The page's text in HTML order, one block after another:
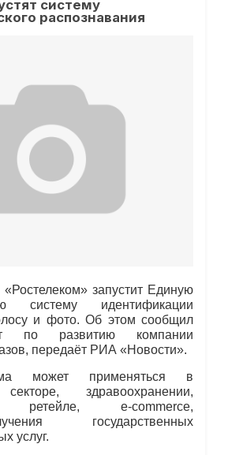
систему
распознавания
запустит Единую
систему идентификации
и фото. Об этом сообщил
по развитию компании
передаёт РИА «Новости».
может применяться в
здравоохранении,
ретейле, e-commerce,
государственных
услуг.